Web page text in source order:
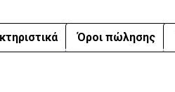
Όροι πώλησης